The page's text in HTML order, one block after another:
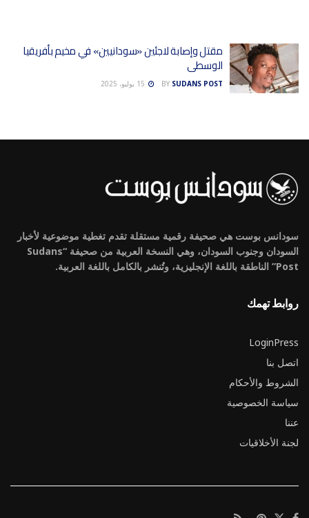
مقتل وإصابة لاجئين «سودانيين» في مخيم بأفريقيا
الوسطى
BY SUDANS POST
سودانس بوست هي صحيفة رقمية مستقلة تقدم تغطية موضوعية لأخبار
السودان وجنوب السودان، وهي النسخة العربية من صحيفة “Sudans
Post” الناطقة باللغة الإنجليزية، وتُنشر بالكامل باللغة العربية.
روابط تهمك
LoginPress
اتصل بنا
الشروط والأحكام
سياسة الخصوصية
عننا
لجنة الأخلاقيات